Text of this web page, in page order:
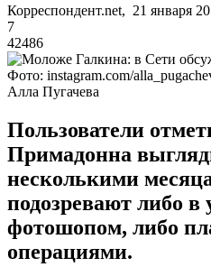
Корреспондент.net, 21 января
7
42486
Фото: instagram.com/
Алла Пугачева
Пользователи
Примадонна
несколькими
подозревают либо в
фотошопом, либо
операциями.